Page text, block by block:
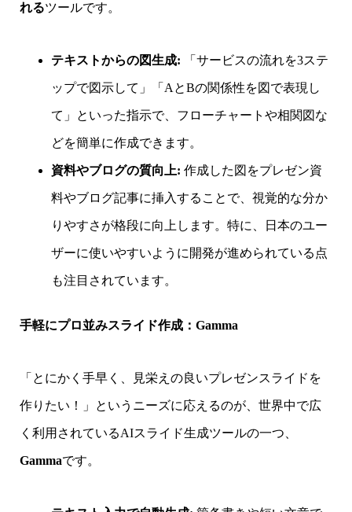
れるツールです。
テキストからの図生成: 「サービスの流れを3ステ
ップで図示して」「AとBの関係性を図で表現し
て」といった指示で、フローチャートや相関図な
どを簡単に作成できます。
資料やブログの質向上: 作成した図をプレゼン資
料やブログ記事に挿入することで、視覚的な分か
りやすさが格段に向上します。特に、日本のユー
ザーに使いやすいように開発が進められている点
も注目されています。
手軽にプロ並みスライド作成：Gamma
「とにかく手早く、見栄えの良いプレゼンスライドを
作りたい！」というニーズに応えるのが、世界中で広
く利用されているAIスライド生成ツールの一つ、
Gammaです。